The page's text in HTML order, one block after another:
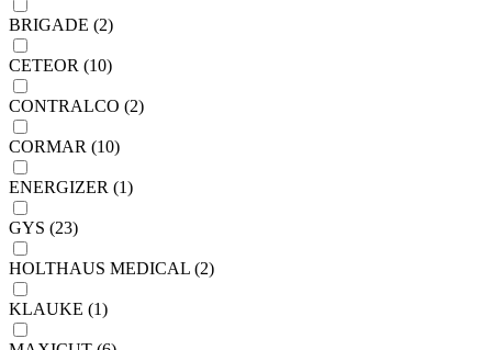
BRIGADE (2)
CETEOR (10)
CONTRALCO (2)
CORMAR (10)
ENERGIZER (1)
GYS (23)
HOLTHAUS MEDICAL (2)
KLAUKE (1)